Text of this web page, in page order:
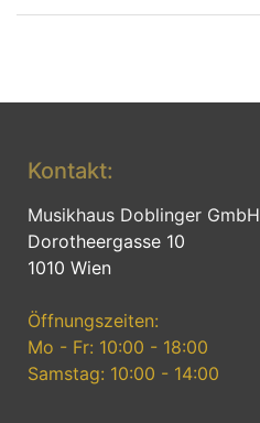
Kontakt:
Musikhaus Doblinger GmbH
Dorotheergasse 10
1010 Wien
Öffnungszeiten:
Mo - Fr: 10:00 - 18:00
Samstag: 10:00 - 14:00